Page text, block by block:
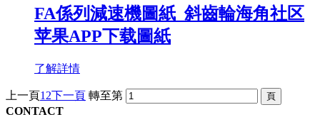
FA係列減速機圖紙_斜齒輪海角社区
苹果APP下载圖紙
了解詳情
上一頁1 2下一頁 轉至第
CONTACT